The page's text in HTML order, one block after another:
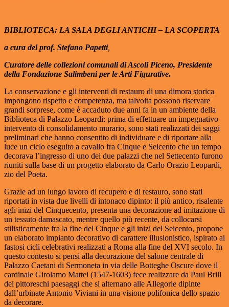
BIBLIOTECA: LA SALA DEGLI ANTICHI – LA SCOPERTA
a cura del prof. Stefano Papetti,
Curatore delle collezioni comunali di Ascoli Piceno, Presidente
della Fondazione Salimbeni per le Arti Figurative.
La conservazione e gli interventi di restauro di una dimora storica
impongono rispetto e competenza, ma talvolta possono riservare
grandi sorprese, come è accaduto due anni fa in un ambiente della
Biblioteca di Palazzo Leopardi: prima di effettuare un impegnativo
intervento di consolidamento murario, sono stati realizzati dei saggi
preliminari che hanno consentito di individuare e di riportare alla
luce un ciclo eseguito a cavallo fra Cinque e Seicento che un tempo
decorava l’ingresso di uno dei due palazzi che nel Settecento furono
riuniti sulla base di un progetto elaborato da Carlo Orazio Leopardi,
zio del Poeta.
Grazie ad un lungo lavoro di recupero e di restauro, sono stati
riportati in vista due livelli di intonaco dipinto: il più antico, risalente
agli inizi del Cinquecento, presenta una decorazione ad imitazione di
un tessuto damascato, mentre quello più recente, da collocarsi
stilisticamente fra la fine del Cinque e gli inizi del Seicento, propone
un elaborato impianto decorativo di carattere illusionistico, ispirato ai
fastosi cicli celebrativi realizzati a Roma alla fine del XVI secolo. In
questo contesto si pensi alla decorazione del salone centrale di
Palazzo Caetani di Sermoneta in via delle Botteghe Oscure dove il
cardinale Girolamo Mattei (1547-1603) fece realizzare da Paul Brill
dei pittoreschi paesaggi che si alternano alle Allegorie dipinte
dall’urbinate Antonio Viviani in una visione polifonica dello spazio
da decorare.